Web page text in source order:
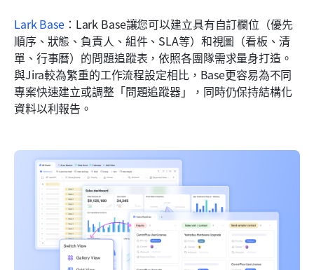
Lark Base：Lark Base讓您可以建立具有自訂欄位（優先
順序、狀態、負責人、組件、SLA等）和視圖（看板、清
單、行事曆）的問題追蹤表，依照各團隊需求量身打造。
與Jira較為繁重的工作流程設定相比，Base更容易為不同
專案快速建立或調整「問題追蹤器」，同時仍保持結構化
資料以利報告。